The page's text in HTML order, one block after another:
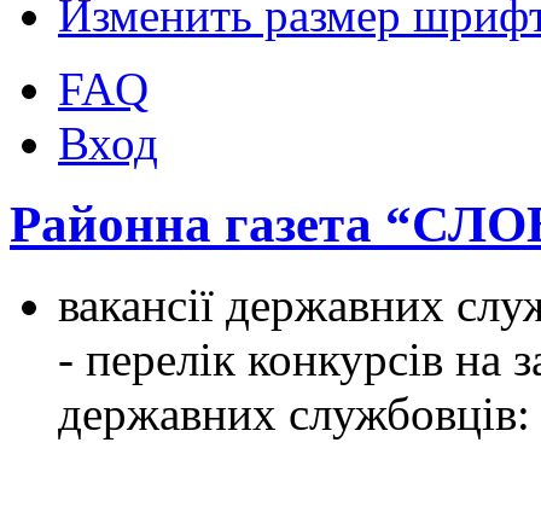
Изменить размер
FAQ
Вход
Районна газета
вакансії державних
- перелік конкурсів на
державних службовців: